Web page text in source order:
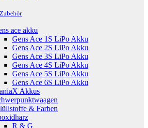
ace akku
Gens Ace 1S LiPo Akku
Gens Ace 2S LiPo Akku
Gens Ace 3S LiPo Akku
Gens Ace 4S LiPo Akku
Gens Ace 5S LiPo Akku
Gens Ace 6S LiPo Akku
Akkus
& Farben
R & G